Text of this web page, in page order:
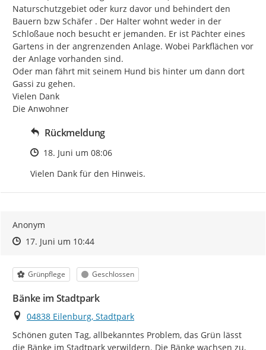
Naturschutzgebiet oder kurz davor und behindert den
Bauern bzw Schäfer . Der Halter wohnt weder in der
Schloßaue noch besucht er jemanden. Er ist Pächter eines
Gartens in der angrenzenden Anlage. Wobei Parkflächen vor
der Anlage vorhanden sind.
Oder man fährt mit seinem Hund bis hinter um dann dort
Gassi zu gehen.
Vielen Dank
Die Anwohner
Rückmeldung
Zeitpunkt des Erstellens
18. Juni um 08:06
Vielen Dank für den Hinweis.
Anonym
Zeitpunkt des Erstellens
Zeitpunkt des Erstellens
17. Juni um 10:44Zur Äußerung
Kategorie
Grünpflege Status
Geschlossen
Bänke im Stadtpark
Ort
04838 Eilenburg, Stadtpark
Schönen guten Tag, allbekanntes Problem, das Grün lässt
die Bänke im Stadtpark verwildern. Die Bänke wachsen zu,